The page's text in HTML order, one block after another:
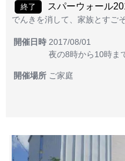
終了 スパーウォール
でんきを消して、家族とすごそ
開催日時 2017/08/01
夜の8時から10時ま
開催場所 ご家庭